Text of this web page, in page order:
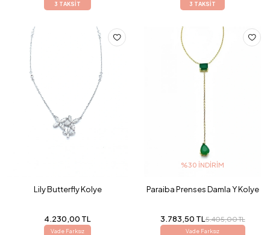
3 TAKSİT
3 TAKSİT
Lily Butterfly Kolye
4.230,00 TL
Vade Farksız
%30 İNDIRIM
Paraiba Prenses Damla Y Kolye
3.783,50 TL5.405,00 TL
Vade Farksız